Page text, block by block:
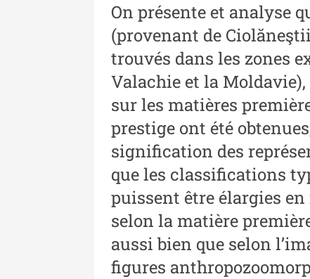
XLIII - 2024
Revista "Cercetări
XLII - 2023
Indexul Complet
Buletinul Muzeului Științei și
Tehnicii ”Ștefan Procopiu”
Buletinul Muzeului
On présente et analyse
(provenant de
trouvés dans les zones
Valachie et la
sur les matières
prestige ont été
signification des
que les classifications
puissent être élargies
selon la matière
aussi bien que selon
figures